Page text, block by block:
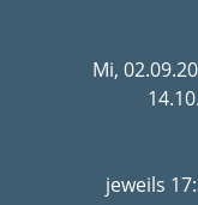
Mi,
jeweils